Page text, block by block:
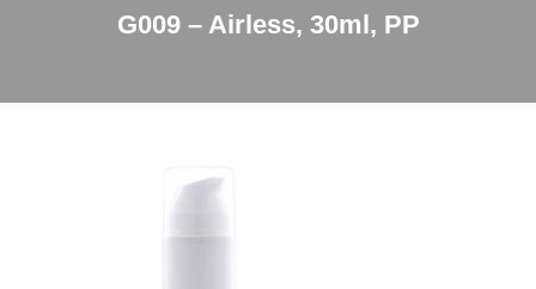
G009 – Airless, 30ml, PP